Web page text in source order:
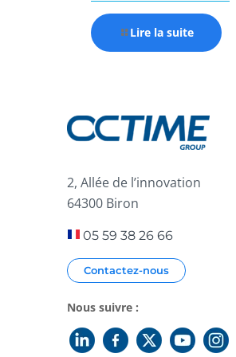
Lire la suite
2, Allée de l’innovation
64300 Biron
05 59 38 26 66
Contactez-nous
Nous suivre :